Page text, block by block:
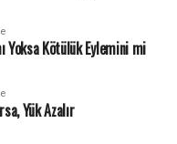
Yoksa Kötülük Eylemini mi
Yük Azalır